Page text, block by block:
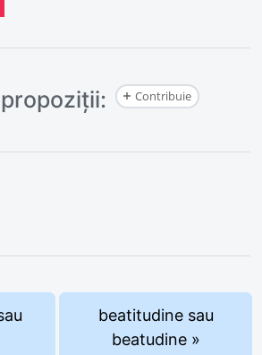
Contribuie
beatitudine sau
beatudine »